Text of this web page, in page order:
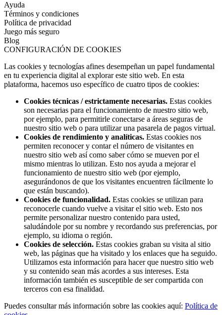
Ayuda
Términos y condiciones
Política de privacidad
Juego más seguro
Blog
CONFIGURACIÓN DE COOKIES
Las cookies y tecnologías afines desempeñan un papel fundamental
en tu experiencia digital al explorar este sitio web. En esta
plataforma, hacemos uso específico de cuatro tipos de cookies:
Cookies técnicas / estrictamente necesarias. Estas cookies
son necesarias para el funcionamiento de nuestro sitio web,
por ejemplo, para permitirle conectarse a áreas seguras de
nuestro sitio web o para utilizar una pasarela de pagos virtual.
Cookies de rendimiento y analíticas. Estas cookies nos
permiten reconocer y contar el número de visitantes en
nuestro sitio web así como saber cómo se mueven por el
mismo mientras lo utilizan. Esto nos ayuda a mejorar el
funcionamiento de nuestro sitio web (por ejemplo,
asegurándonos de que los visitantes encuentren fácilmente lo
que están buscando).
Cookies de funcionalidad. Estas cookies se utilizan para
reconocerle cuando vuelve a visitar el sitio web. Esto nos
permite personalizar nuestro contenido para usted,
saludándole por su nombre y recordando sus preferencias, por
ejemplo, su idioma o región.
Cookies de selección. Estas cookies graban su visita al sitio
web, las páginas que ha visitado y los enlaces que ha seguido.
Utilizamos esta información para hacer que nuestro sitio web
y su contenido sean más acordes a sus intereses. Esta
información también es susceptible de ser compartida con
terceros con esa finalidad.
Puedes consultar más información sobre las cookies aquí: Política de